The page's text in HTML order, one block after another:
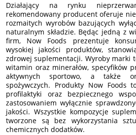
Działający na rynku
rekomendowany producent oferuje
rozmaitych wyrobów bazujących
naturalnym składzie. Będąc jedną z
firm, Now Foods prezentuje
wysokiej jakości produktów,
zdrowej suplementacji. Wyroby marki
witamin oraz minerałów, specyfików
aktywnych sportowo, a także
spożywczych. Produkty Now Foods
profilaktyki oraz bezpiecznego
zastosowaniem wyłącznie
jakości. Wszystkie kompozycje
tworzone są bez wykorzystania
chemicznych dodatków.